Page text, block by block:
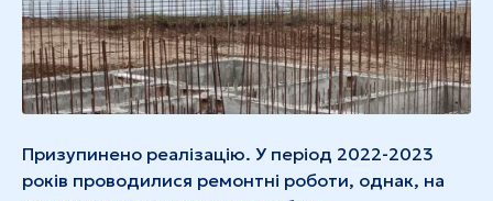
Призупинено реалізацію. У період 2022-2023
років проводилися ремонтні роботи, однак, на